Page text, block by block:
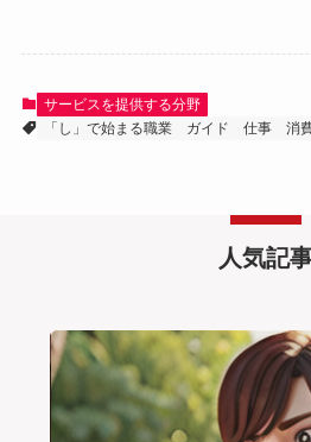
サービスを提供する分野
「し」で始まる職業
ガイド 仕事 消
人気記